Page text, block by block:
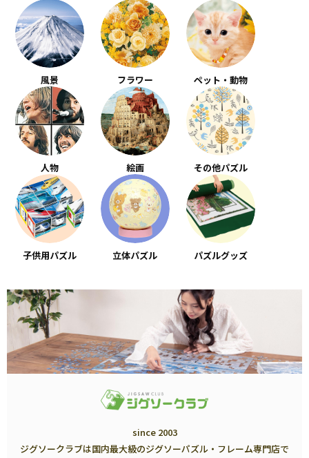
風景 フラワー ペット・動物
人物 絵画 その他パズル
子供用パズル 立体パズル パズルグッズ
since 2003
ジグソークラブは国内最大級のジグソーパズル・フレーム専門店で